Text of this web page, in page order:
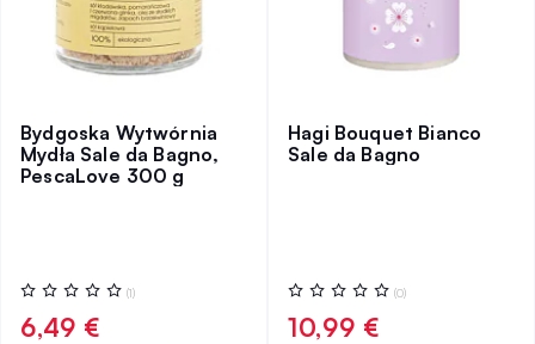
Bydgoska Wytwórnia
Mydła Sale da Bagno,
PescaLove 300 g
Valutazione:
0%
(1)
6,49 €
Hagi Bouquet Bianco
Sale da Bagno
Valutazione:
0%
(0)
10,99 €